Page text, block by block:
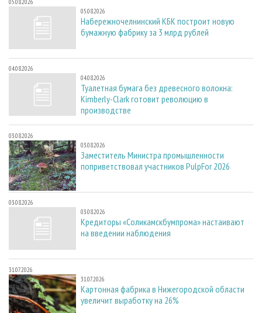
05.08.2026
05.08.2026
Набережночелнинский КБК построит новую
бумажную фабрику за 3 млрд рублей
04.08.2026
04.08.2026
Туалетная бумага без древесного волокна:
Kimberly-Clark готовит революцию в
производстве
03.08.2026
03.08.2026
Заместитель Министра промышленности
поприветствовал участников PulpFor 2026
03.08.2026
03.08.2026
Кредиторы «Соликамскбумпрома» настаивают
на введении наблюдения
31.07.2026
31.07.2026
Картонная фабрика в Нижегородской области
увеличит выработку на 26%